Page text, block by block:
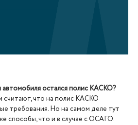
остался полис КАСКО?
считают, что на полис КАСКО
требования. Но на самом деле тут
способы, что и в случае с ОСАГО.